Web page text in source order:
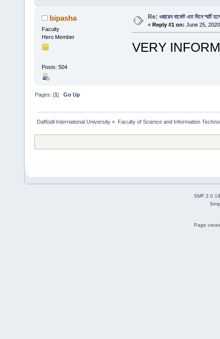
bipasha
Faculty
Hero Member
Posts: 504
Re: ওয়ারেন বাফেট এত দিনে স্মার্ট
« Reply #1 on: June 25,
VERY
Pages: [1]Go Up
Daffodil International University » Faculty of Science and Information
SMF 2.0.19
Page